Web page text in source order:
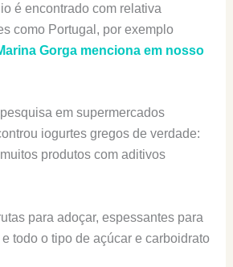
é encontrado com relativa
como Portugal, por exemplo
Gorga menciona em nosso
em supermercados
iogurtes gregos de verdade:
produtos com aditivos
para adoçar, espessantes para
todo o tipo de açúcar e carboidrato